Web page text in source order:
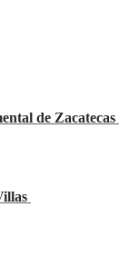
de Zacatecas